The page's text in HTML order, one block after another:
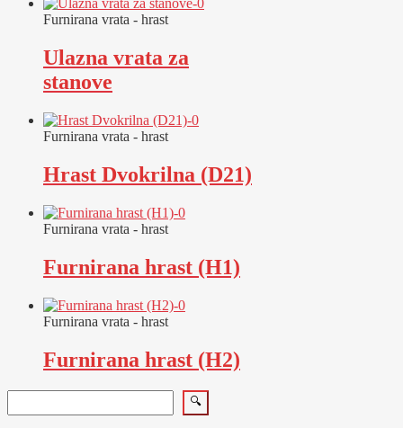
Furnirana vrata - hrast
Ulazna vrata za
stanove
Furnirana vrata - hrast
Hrast Dvokrilna (D21)
Furnirana vrata - hrast
Furnirana hrast (H1)
Furnirana vrata - hrast
Furnirana hrast (H2)
🔍